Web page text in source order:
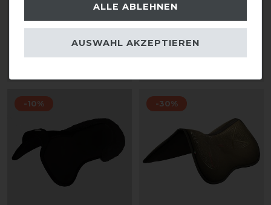
statt 161,90 €
145,71 € *
-10% -30%
ALLE ABLEHNEN
AUSWAHL AKZEPTIEREN